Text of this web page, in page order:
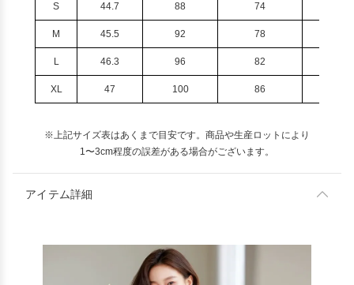
S 44.7 88 74
M 45.5 92 78
L 46.3 96 82
XL 47 100 86
※上記サイズ表はあくまで目安です。商品や生産ロットにより
1〜3cm程度の誤差がある場合がございます。
アイテム詳細